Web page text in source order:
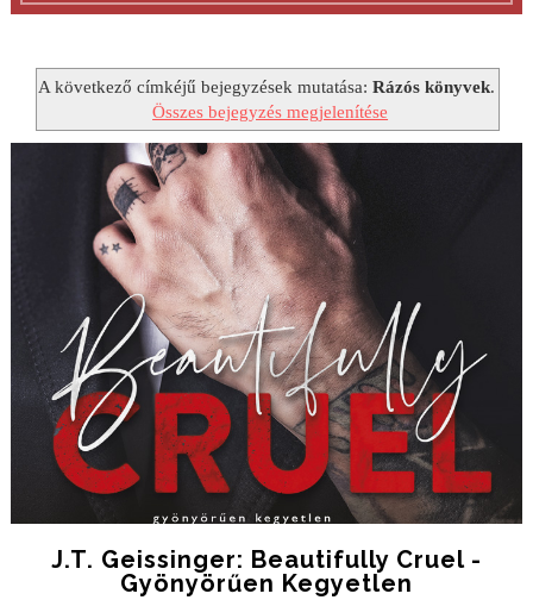
A következő címkéjű bejegyzések mutatása: Rázós könyvek.
Összes bejegyzés megjelenítése
J.T. Geissinger: Beautifully Cruel -
Gyönyörűen Kegyetlen